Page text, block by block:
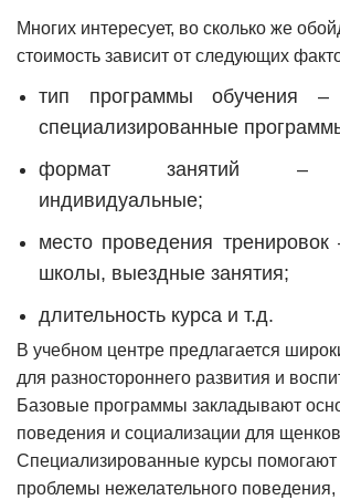
Многих интересует, во сколько же
стоимость зависит от следующих
тип программы обучения –
специализированные
формат занятий –
индивидуальные;
место проведения
школы, выездные занятия;
длительность курса и т.д.
В учебном центре предлагается
для разностороннего развития и
Базовые программы закладывают
поведения и социализации для
Специализированные курсы
проблемы нежелательного поведения,